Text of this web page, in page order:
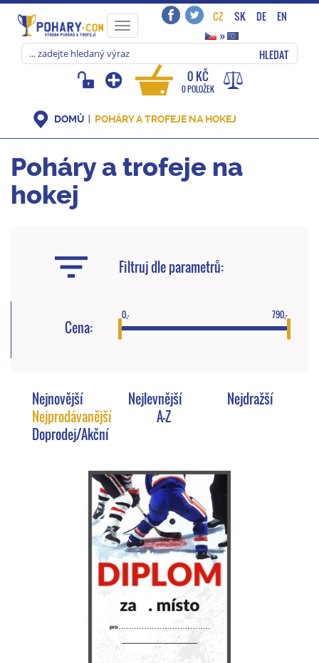
Toggle
navigation
CZ SK DE
EN
»
HLEDAT
0 KČ
0 POLOŽEK
DOMŮ POHÁRY A TROFEJE NA HOKEJ
Poháry a trofeje na
hokej
Filtruj dle parametrů:
Cena:
0,- 790,-
Nejnovější Nejlevnější
Nejdražší
Nejprodávanější
A-Z
Doprodej/Akční